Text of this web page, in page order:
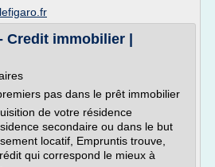
immobilier |
pas dans le prêt immobilier
de votre résidence
secondaire ou dans le but
locatif, Empruntis trouve,
qui correspond le mieux à